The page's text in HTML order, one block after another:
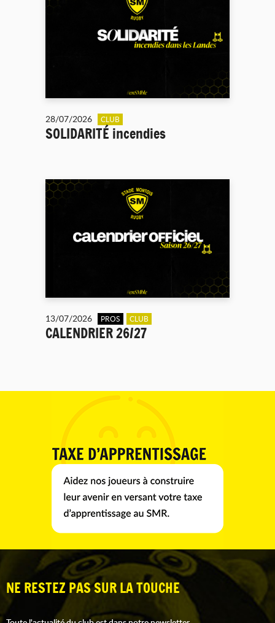
28/07/2026 CLUB
SOLIDARITÉ incendies
13/07/2026 PROS CLUB
CALENDRIER 26/27
NE RESTEZ PAS SUR LA TOUCHE